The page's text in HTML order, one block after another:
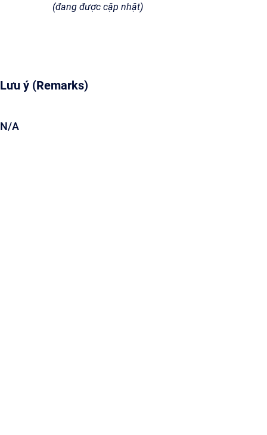
(đang được cập nhật)
Lưu ý (Remarks)
N/A